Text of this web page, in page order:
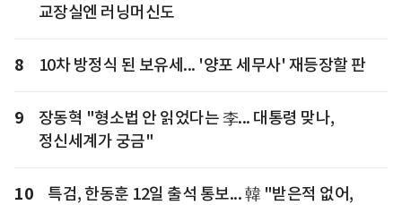
교장실엔 러닝머신도
8 10차 방정식 된 보유세... '양포 세무사' 재등장할 판
9
장동혁 "형소법 안 읽었다는 李... 대통령 맞나,
정신세계가 궁금"
10
특검, 한동훈 12일 출석 통보... 韓 "받은적 없어,